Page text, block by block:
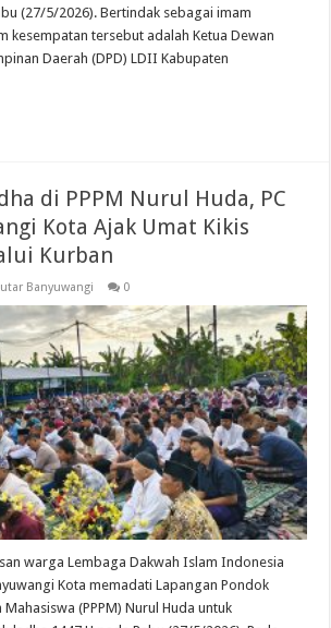
(27/5/2026). Bertindak sebagai imam
kesempatan tersebut adalah Ketua Dewan
Daerah (DPD) LDII Kabupaten
di PPPM Nurul Huda, PC
Kota Ajak Umat Kikis
Kurban
Banyuwangi 0
warga Lembaga Dakwah Islam Indonesia
Kota memadati Lapangan Pondok
(PPPM) Nurul Huda untuk